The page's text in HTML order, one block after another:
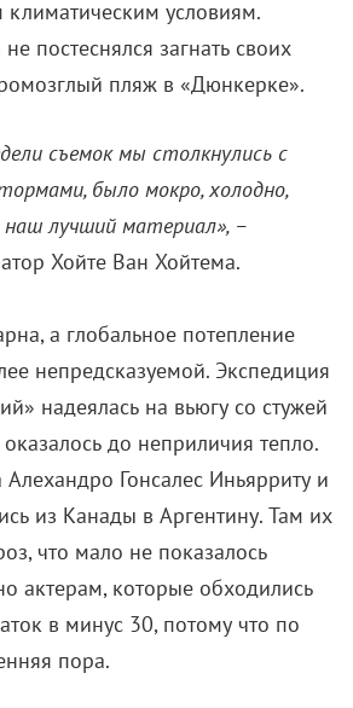
жертвы – чужого человека в
не может (и не хочет)
невеста. Апофеозом
страстью и неожиданным
себя.
связана с семьей
в длительные командировки.
что у двух главных героев на
сознание, но и доступ к
между ними завязывается
Научно-фантастический
лишь усиливает
как пелось в одной песне,
не скрыть наших животных
от лукавого» (2020)